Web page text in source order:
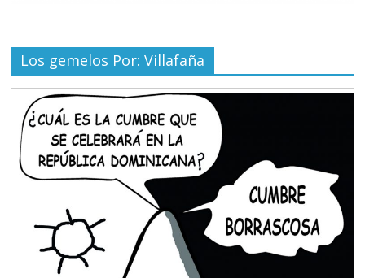
Los gemelos Por: Villafaña